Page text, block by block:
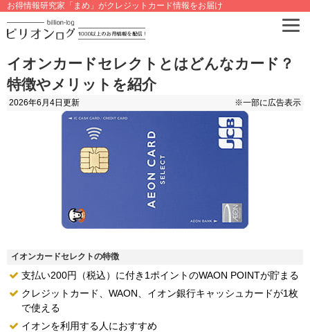
お得情報研究家「まめ」がクレジットカード情報をお届け
イオンカードセレクトとはどんなカード？
特徴やメリットを紹介
2026年6月4日 更新 ※一部に広告表示
イオンカードセレクトの特徴
支払い200円（税込）に付き1ポイントのWAON POINTが貯まる
クレジットカード、WAON、イオン銀行キャッシュカードが1枚
で使える
イオンを利用する人におすすめ